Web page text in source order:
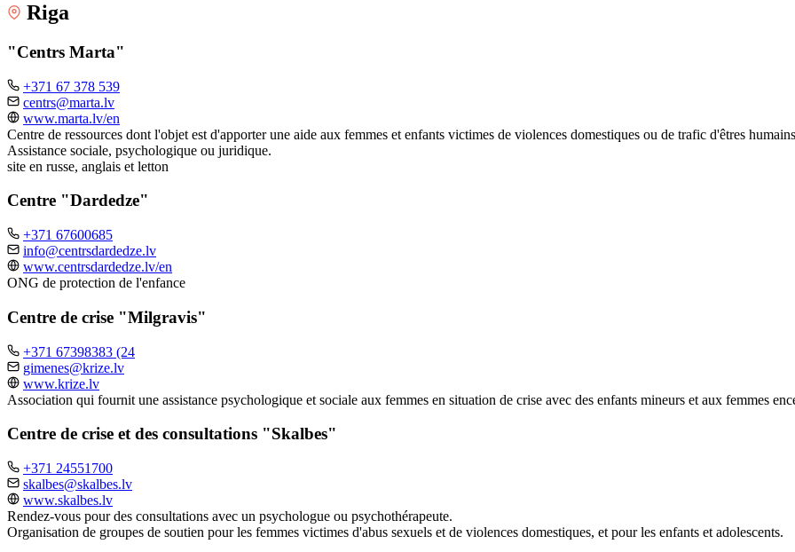
Riga
"Centrs Marta"
+371 67 378 539
centrs@marta.lv
www.marta.lv/en
Centre de ressources dont l'objet est d'apporter une aide aux femmes et enfants victimes de violences domestiques ou de trafic d'êtres
Assistance sociale, psychologique ou juridique.
site en russe, anglais et letton
Centre "Dardedze"
+371 67600685
info@centrsdardedze.lv
www.centrsdardedze.lv/en
ONG de protection de l'enfance
Centre de crise "Milgravis"
+371 67398383 (24
gimenes@krize.lv
www.krize.lv
Association qui fournit une assistance psychologique et sociale aux femmes en situation de crise avec des enfants mineurs et aux femmes
Centre de crise et des consultations "Skalbes"
+371 24551700
skalbes@skalbes.lv
www.skalbes.lv
Rendez-vous pour des consultations avec un psychologue ou psychothérapeute.
Organisation de groupes de soutien pour les femmes victimes d'abus sexuels et de violences domestiques, et pour les enfants et adolescents.